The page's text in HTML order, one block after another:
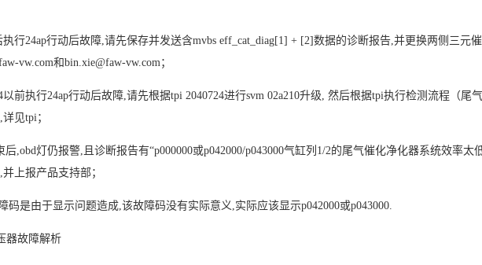
执行24ap行动后故障,请先保存并发送含mvbs eff_cat_diag[1] + [2]数据的诊断报告,并更换两侧三元
vw.com和bin.xie@faw-vw.com；
以前执行24ap行动后故障,请先根据tpi 2040724进行svm 02a210升级, 然后根据tpi执行检测流程（尾
见tpi；
后,obd灯仍报警,且诊断报告有“p000000或p042000/p043000气缸列1/2的尾气催化净化器系统效率太
上报产品支持部；
码是由于显示问题造成,该故障码没有实际意义,实际应该显示p042000或p043000.
器故障解析